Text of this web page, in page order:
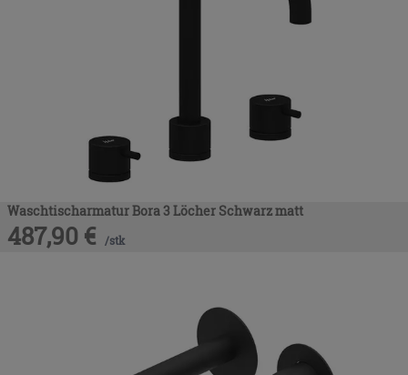
Waschtischarmatur Bora 3 Löcher Schwarz matt
487,90 € /stk